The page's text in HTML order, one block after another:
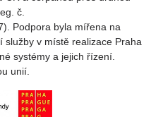
č.
Podpora byla mířena na
služby v místě realizace Praha
systémy a jejich řízení.
unií.